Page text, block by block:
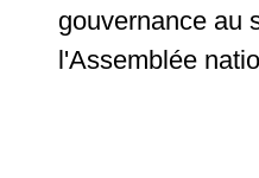
gouvernance au
l'Assemblée